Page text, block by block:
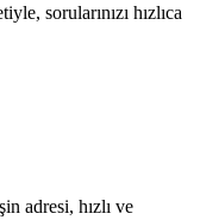
sorularınızı hızlıca
adresi, hızlı ve